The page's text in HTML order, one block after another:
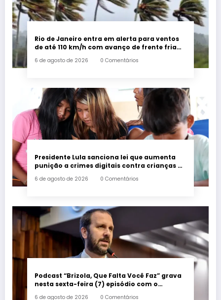
Rio de Janeiro entra em alerta para ventos
de até 110 km/h com avanço de frente fria
6 de agosto de 2026 0 Comentários
Presidente Lula sanciona lei que aumenta
punição a crimes digitais contra crianças é
6 de agosto de 2026 0 Comentários
Podcast “Brizola, Que Falta Você Faz” grava
nesta sexta-feira (7) episódio com o
6 de agosto de 2026 0 Comentários